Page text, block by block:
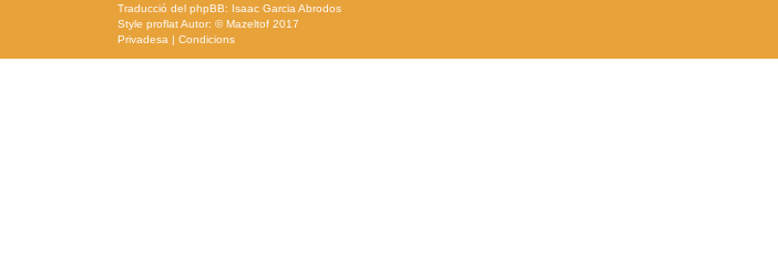
Traducció del phpBB: Isaac Garcia Abrodos
Style proflatAutor: ©Mazeltof 2017
Privadesa | Condicions